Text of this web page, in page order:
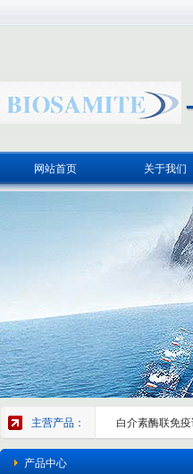
网站首页 关于我们
主营产品： 白介素酶联免
产品中心